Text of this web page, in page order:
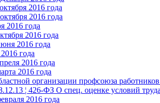
2016 года
2016 года
2016 года
2016 года
2016 года
года
2016 года
2016 года
организации профсоюза
¦ 426-ФЗ О спец. оценке условий
2016 года